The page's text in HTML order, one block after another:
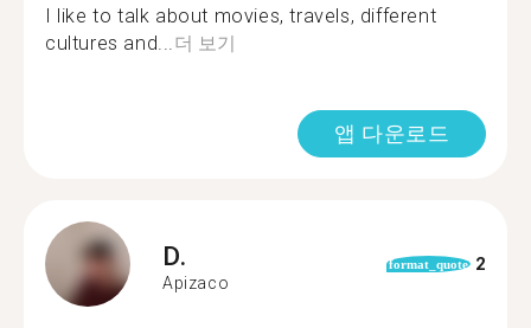
I like to talk about movies, travels, different
cultures and...더 보기
앱 다운로드
D.
Apizaco
format_quote 2